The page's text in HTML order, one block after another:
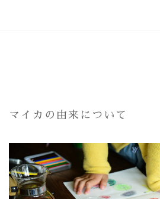
マイカの由来について